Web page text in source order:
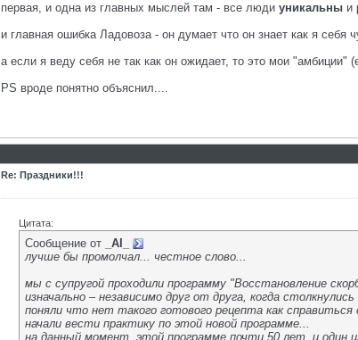
первая, и одна из главных мыслей там - все люди уникальны и
и главная ошибка Ладовоза - он думает что он знает как я себя
а если я веду себя не так как он ожидает, то это мои "амбиции"
PS вроде понятно объяснил....
Re: Праздники!!!
Цитата:
Сообщение от
_AI_
лучше бы промолчал... честное слово...
мы с супругой проходили программу "Восстановление
изначально – независимо друг от друга, когда
поняли что нет такого готового рецепта как
начали вести практику по этой новой программе...
на данный момент, этой программе почти 50 лет, и один